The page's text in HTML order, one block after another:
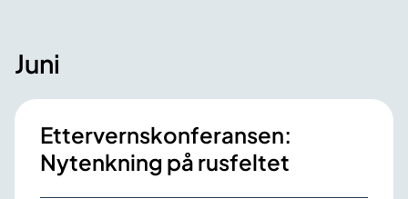
t
N
o
Juni
Ettervernskonferansen:
Nytenkning på rusfeltet